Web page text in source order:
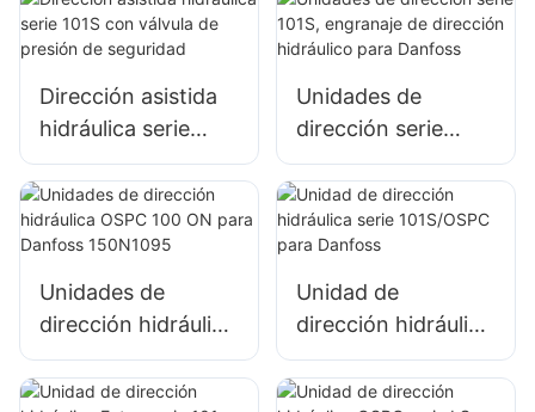
RENAULT
TRACTOR
Dirección asistida
hidráulica serie
101S con válvula de
presión de
seguridad
Unidades de
dirección serie
101S, engranaje de
dirección hidráulico
para Danfoss
Unidades de
dirección hidráulica
OSPC 100 ON para
Danfoss 150N1095
Unidad de
dirección hidráulica
serie 101S/OSPC
para Danfoss